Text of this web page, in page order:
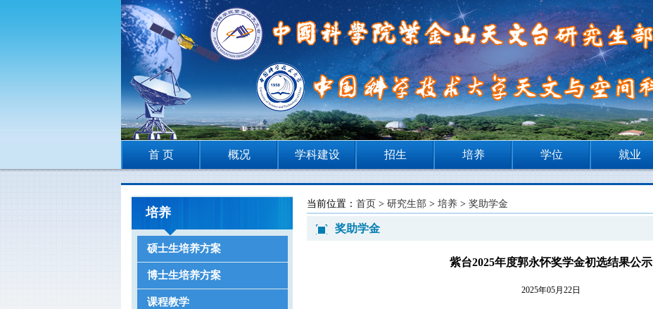
首 页 概况 学科建设 招生 培养 学位 就业
培养
硕士生培养方案
博士生培养方案
课程教学
当前位置： 首页 > 研究生部 > 培养 > 奖助学金
奖助学金
紫台2025年度郭永怀奖学金初选结果公示
2025年05月22日